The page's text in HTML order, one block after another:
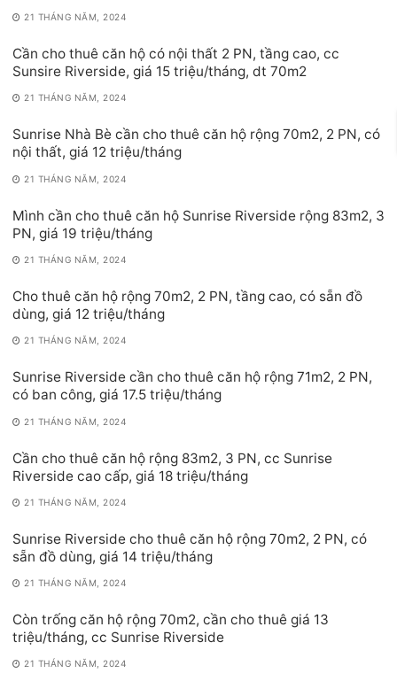
21 THÁNG NĂM, 2024
Cần cho thuê căn hộ có nội thất 2 PN, tầng cao, cc
Sunsire Riverside, giá 15 triệu/tháng, dt 70m2
21 THÁNG NĂM, 2024
Sunrise Nhà Bè cần cho thuê căn hộ rộng 70m2, 2 PN, có
nội thất, giá 12 triệu/tháng
21 THÁNG NĂM, 2024
Mình cần cho thuê căn hộ Sunrise Riverside rộng 83m2, 3
PN, giá 19 triệu/tháng
21 THÁNG NĂM, 2024
Cho thuê căn hộ rộng 70m2, 2 PN, tầng cao, có sẵn đồ
dùng, giá 12 triệu/tháng
21 THÁNG NĂM, 2024
Sunrise Riverside cần cho thuê căn hộ rộng 71m2, 2 PN,
có ban công, giá 17.5 triệu/tháng
21 THÁNG NĂM, 2024
Cần cho thuê căn hộ rộng 83m2, 3 PN, cc Sunrise
Riverside cao cấp, giá 18 triệu/tháng
21 THÁNG NĂM, 2024
Sunrise Riverside cho thuê căn hộ rộng 70m2, 2 PN, có
sẵn đồ dùng, giá 14 triệu/tháng
21 THÁNG NĂM, 2024
Còn trống căn hộ rộng 70m2, cần cho thuê giá 13
triệu/tháng, cc Sunrise Riverside
21 THÁNG NĂM, 2024